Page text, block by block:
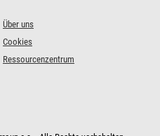
Über uns
Cookies
Ressourcenzentrum